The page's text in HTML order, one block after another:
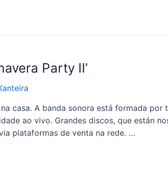
Party II’
casa. A banda sonora está formada
ao vivo. Grandes discos, que están
plataformas de venta na rede. …